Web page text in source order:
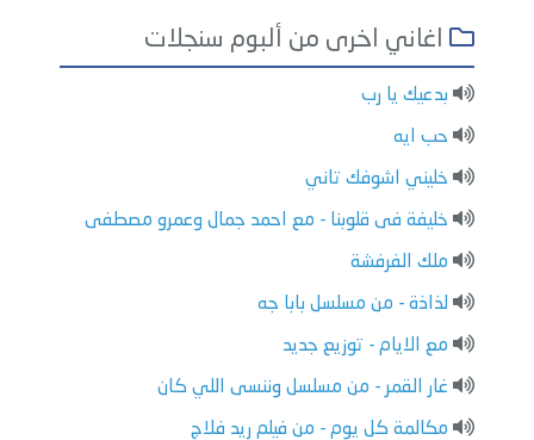
اغاني اخرى من ألبوم سنجلات
بدعيك يا رب
حب ايه
خليني اشوفك تاني
خليفة فى قلوبنا - مع احمد جمال وعمرو مصطفى
ملك الفرفشة
لذاذة - من مسلسل بابا جه
مع الايام - توزيع جديد
غار القمر - من مسلسل وننسى اللي كان
مكالمة كل يوم - من فيلم ريد فلاج